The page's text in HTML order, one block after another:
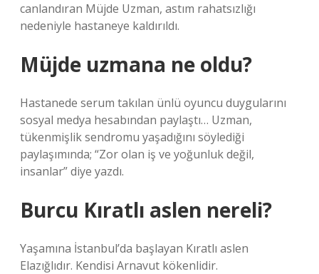
canlandıran Müjde Uzman, astım rahatsızlığı
nedeniyle hastaneye kaldırıldı.
Müjde uzmana ne oldu?
Hastanede serum takılan ünlü oyuncu duygularını
sosyal medya hesabından paylaştı… Uzman,
tükenmişlik sendromu yaşadığını söylediği
paylaşımında; “Zor olan iş ve yoğunluk değil,
insanlar” diye yazdı.
Burcu Kıratlı aslen nereli?
Yaşamına İstanbul’da başlayan Kıratlı aslen
Elazığlıdır. Kendisi Arnavut kökenlidir.